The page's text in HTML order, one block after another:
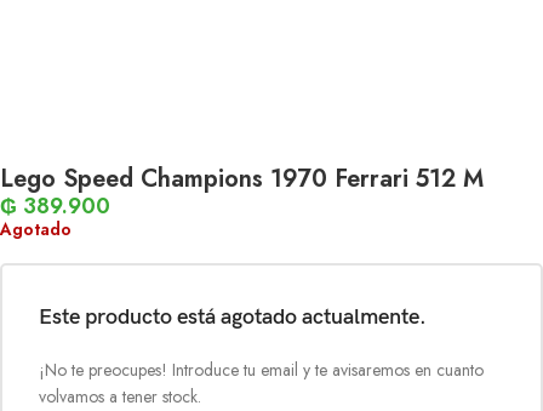
Lego Speed Champions 1970 Ferrari 512 M
₲ 389.900
Agotado
Este producto está agotado actualmente.
¡No te preocupes! Introduce tu email y te avisaremos en cuanto
volvamos a tener stock.